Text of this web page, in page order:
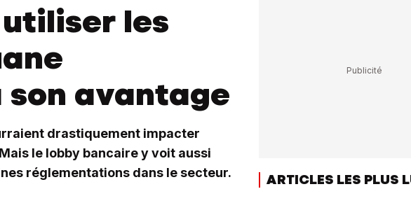
les
avantage
drastiquement impacter
le lobby bancaire y voit aussi
réglementations dans le secteur.
ARTICLES LES PLUS